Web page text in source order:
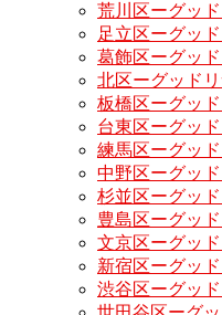
荒川区ーグッ
足立区ーグッ
葛飾区ーグッ
北区ーグッド
板橋区ーグッ
台東区ーグッ
練馬区ーグッ
中野区ーグッ
杉並区ーグッ
豊島区ーグッ
文京区ーグッ
新宿区ーグッ
渋谷区ーグッ